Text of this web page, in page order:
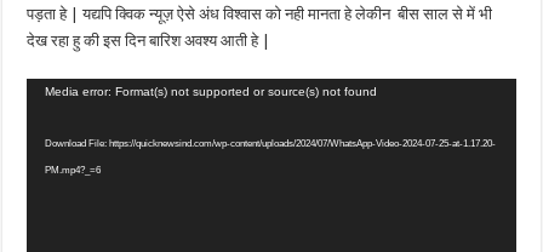
पड़ता हे | यद्यपि क्विक न्यूज़ ऐसे अंध विश्वास को नही मानता हे लेकीन बीस साल से में भी
देख रहा हु की इस दिन बारिश अवश्य आती हे |
Video
Media error: Format(s) not supported or source(s) not found
Download File: https://quicknewsind.com/wp-content/uploads/2024/07/WhatsApp-Video-2024-07-25-at-1.17.20-
PM.mp4?_=6